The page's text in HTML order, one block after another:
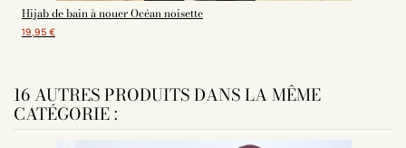
Hijab de bain à nouer Océan noisette
19,95 €
16 AUTRES PRODUITS DANS LA MÊME
CATÉGORIE :